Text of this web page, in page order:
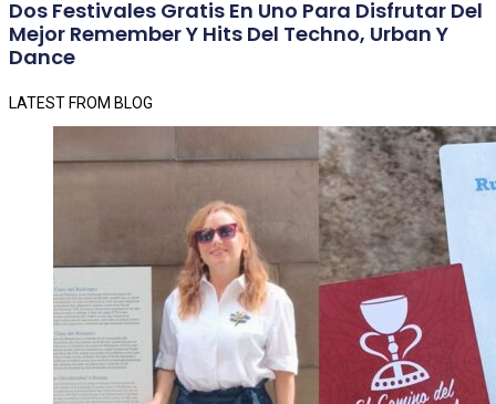
Dos Festivales Gratis En Uno Para Disfrutar Del
Mejor Remember Y Hits Del Techno, Urban Y
Dance
LATEST FROM BLOG